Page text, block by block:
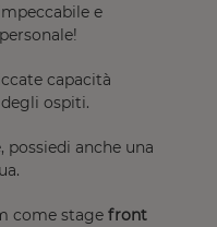
e
capacità
ospiti.
anche una
come stage front